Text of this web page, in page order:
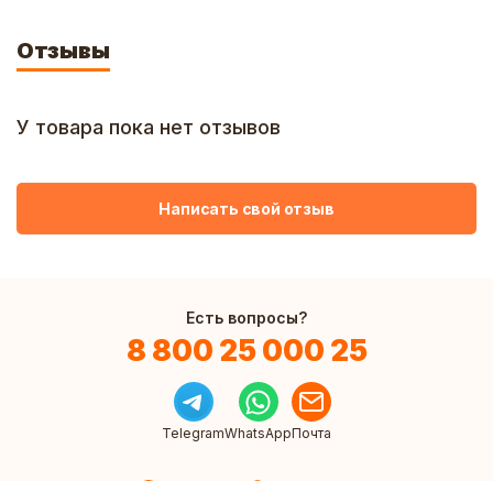
Отзывы
У товара пока нет отзывов
Написать свой отзыв
Есть вопросы?
8 800 25 000 25
TelegramWhatsAppПочта